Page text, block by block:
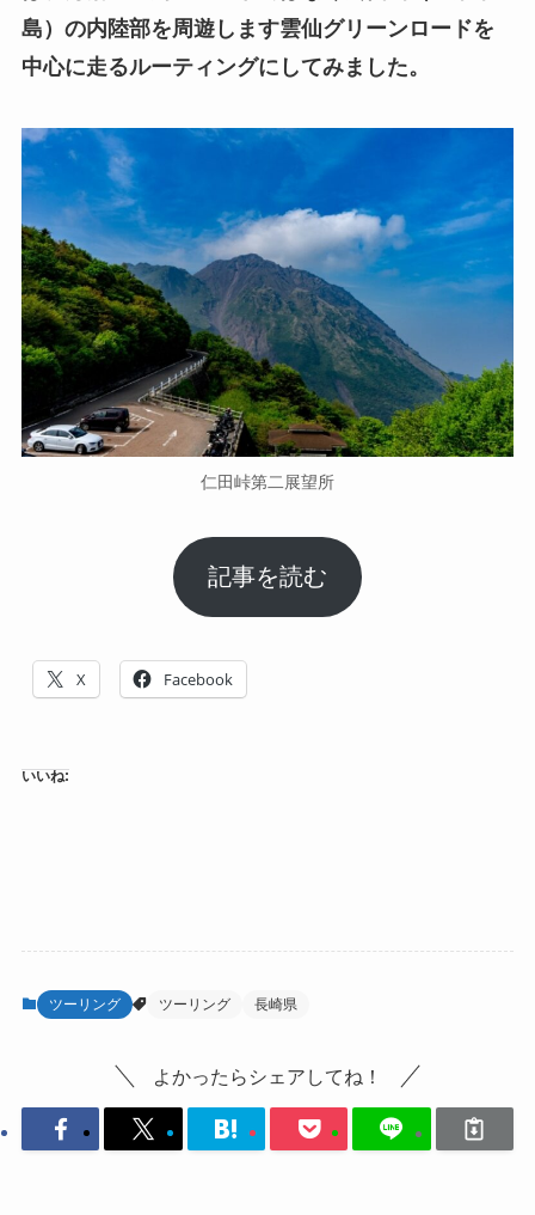
島）の内陸部を周遊します雲仙グリーンロードを
中心に走るルーティングにしてみました。
仁田峠第二展望所
記事を読む
X Facebook
いいね:
ツーリング ツーリング 長崎県
よかったらシェアしてね！